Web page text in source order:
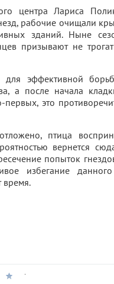
центра Лариса
рабочие очищали
зданий. Ныне
призывают не
для эффективной
а после начала
это
птица
вернется
попыток
избегание данного
время.